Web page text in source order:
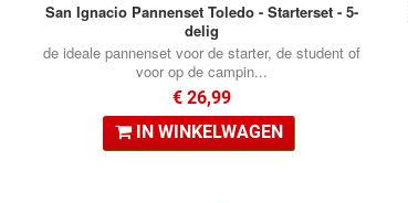
San Ignacio Pannenset Toledo - Starterset - 5-
delig
de ideale pannenset voor de starter, de student of
voor op de campin...
€ 26,99
IN WINKELWAGEN